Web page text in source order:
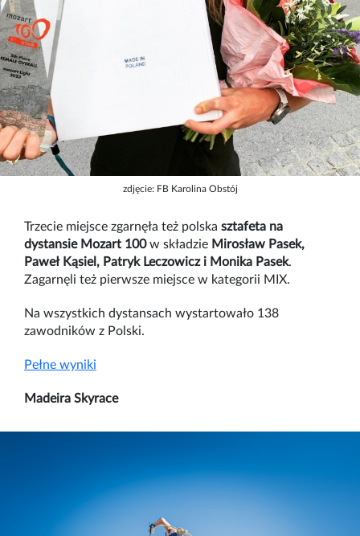
zdjęcie: FB Karolina Obstój
Trzecie miejsce zgarnęła też polska sztafeta na
dystansie Mozart 100w składzie Mirosław Pasek,
Paweł Kąsiel, Patryk Leczowicz i Monika Pasek.
Zagarnęli też pierwsze miejsce w kategorii MIX.
Na wszystkich dystansach wystartowało 138
zawodników z Polski.
Pełne wyniki
Madeira Skyrace